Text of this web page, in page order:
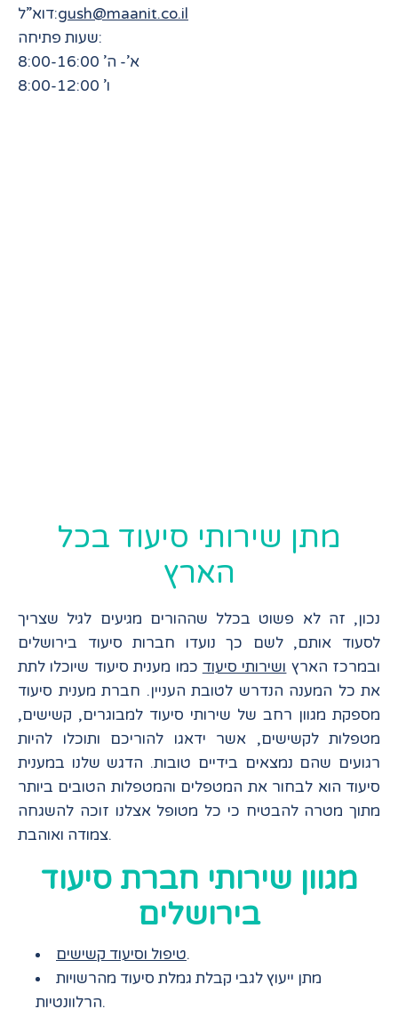
דוא”ל:gush@maanit.co.il
שעות פתיחה:
א’- ה’ 8:00-16:00
ו’ 8:00-12:00
מתן שירותי סיעוד בכל
הארץ
נכון, זה לא פשוט בכלל שההורים מגיעים לגיל שצריך
לסעוד אותם, לשם כך נועדו חברות סיעוד בירושלים
ובמרכז הארץ ושירותי סיעוד כמו מענית סיעוד שיוכלו לתת
את כל המענה הנדרש לטובת העניין. חברת מענית סיעוד
מספקת מגוון רחב של שירותי סיעוד למבוגרים, קשישים,
מטפלות לקשישים, אשר ידאגו להוריכם ותוכלו להיות
רגועים שהם נמצאים בידיים טובות. הדגש שלנו במענית
סיעוד הוא לבחור את המטפלים והמטפלות הטובים ביותר
מתוך מטרה להבטיח כי כל מטופל אצלנו זוכה להשגחה
צמודה ואוהבת.
מגוון שירותי חברת סיעוד
בירושלים
טיפול וסיעוד קשישים.
מתן ייעוץ לגבי קבלת גמלת סיעוד מהרשויות
הרלוונטיות.